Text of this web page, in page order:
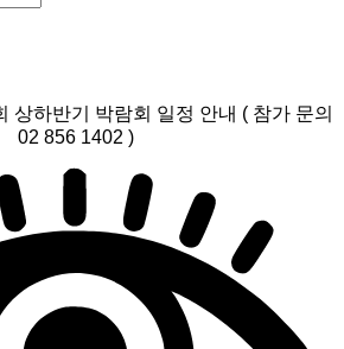
상하반기 박람회 일정 안내 ( 참가 문의
02 856 1402 )